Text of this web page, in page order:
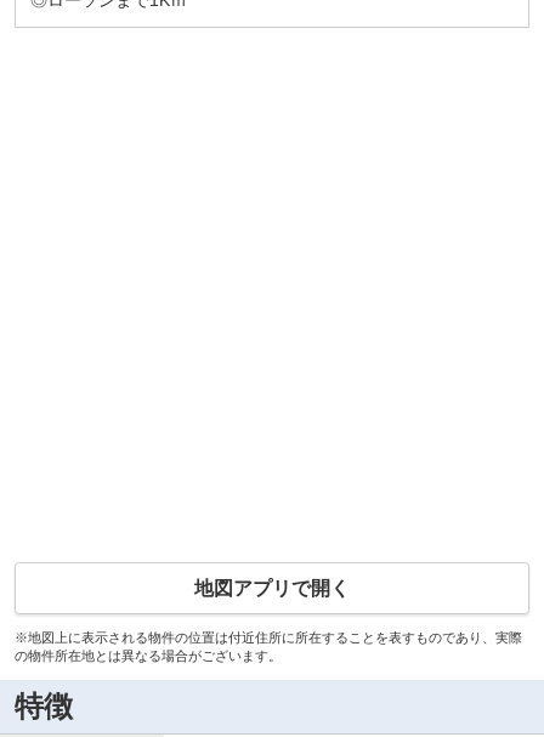
地図アプリで開く
※地図上に表示される物件の位置は付近住所に所在することを表すものであり、実際
の物件所在地とは異なる場合がございます。
特徴